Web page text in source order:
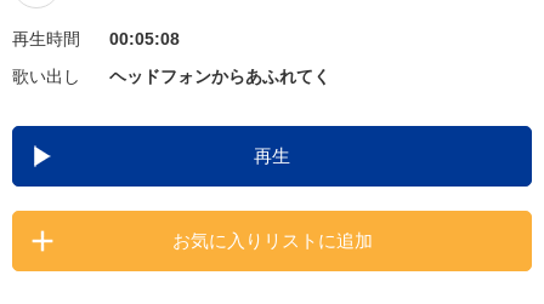
お知らせ よくあるご質問
DAMの新曲・ランキングなど
カラオケ最新情報をチェック！
再生時間
00:05:08
歌い出し
ヘッドフォンからあふれてく
再生
お気に入りリストに追加